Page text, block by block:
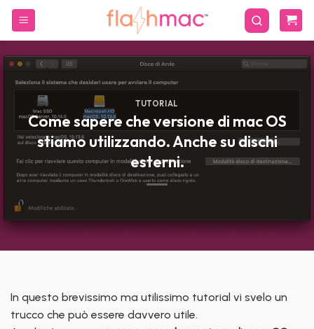
Salta
contenuti
TUTORIAL
Come sapere che versione di mac OS
stiamo utilizzando. Anche su dischi
esterni.
In questo brevissimo ma utilissimo tutorial vi svelo un
trucco che può essere davvero utile.